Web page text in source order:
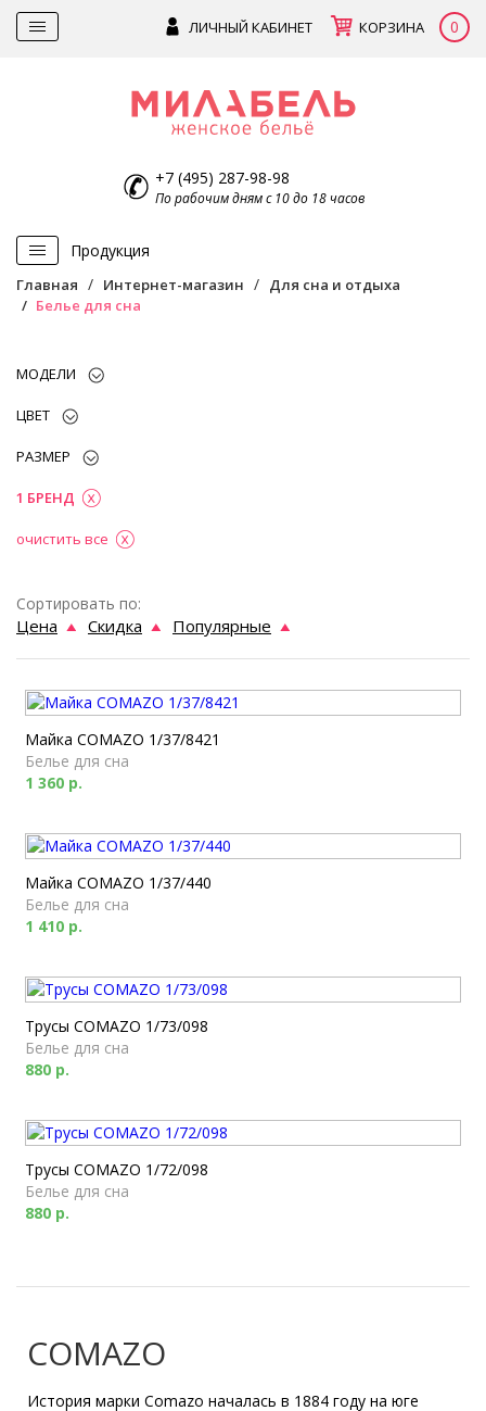
ЛИЧНЫЙ КАБИНЕТ КОРЗИНА 0
+7 (495) 287-98-98
По рабочим дням с 10 до 18 часов
Продукция
Главная Интернет-магазин
Для сна и отдыха
Белье для сна
МОДЕЛИ
ЦВЕТ
РАЗМЕР
1 БРЕНД
очистить все
Сортировать по:
Цена Скидка Популярные
Майка COMAZO 1/37/8421
Белье для сна
1 360 р.
Майка COMAZO 1/37/440
Белье для сна
1 410 р.
Трусы COMAZO 1/73/098
Белье для сна
880 р.
Трусы COMAZO 1/72/098
Белье для сна
880 р.
COMAZO
История марки Comazo началась в 1884 году на юге